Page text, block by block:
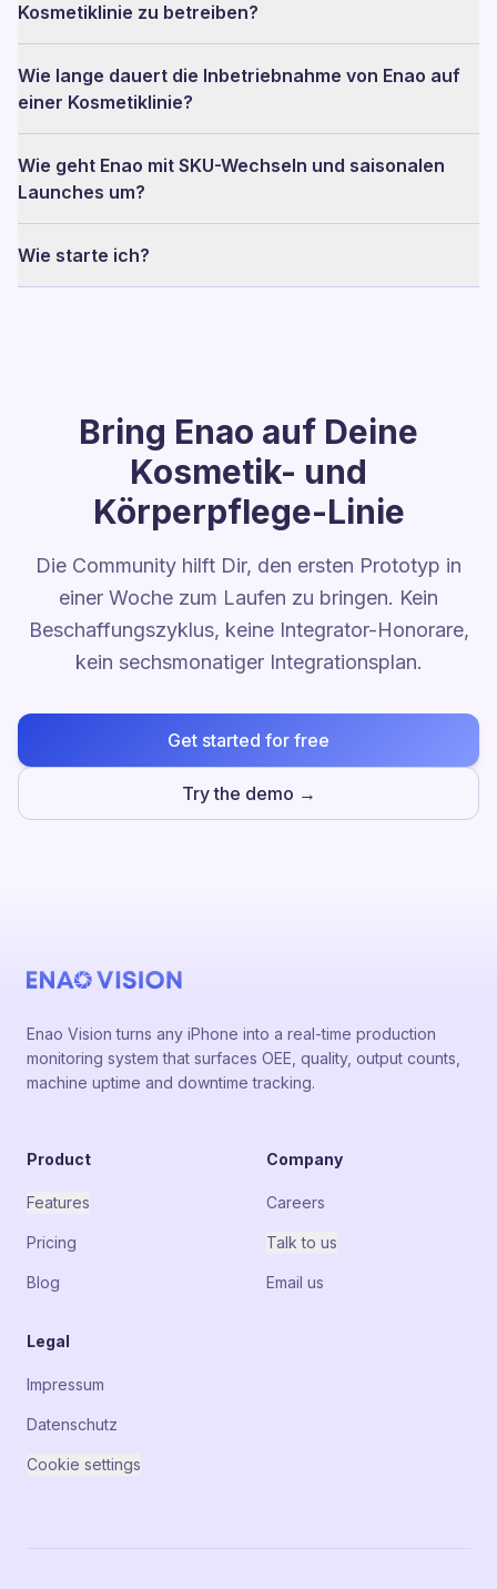
Kosmetiklinie zu betreiben?
Wie lange dauert die Inbetriebnahme von Enao auf
einer Kosmetiklinie?
Wie geht Enao mit SKU-Wechseln und saisonalen
Launches um?
Wie starte ich?
Bring Enao auf Deine
Kosmetik- und
Körperpflege-Linie
Die Community hilft Dir, den ersten Prototyp in
einer Woche zum Laufen zu bringen. Kein
Beschaffungszyklus, keine Integrator-Honorare,
kein sechsmonatiger Integrationsplan.
Get started for free
Try the demo →
Enao Vision turns any iPhone into a real-time production
monitoring system that surfaces OEE, quality, output counts,
machine uptime and downtime tracking.
Product
Features
Pricing
Blog
Company
Careers
Talk to us
Email us
Legal
Impressum
Datenschutz
Cookie settings